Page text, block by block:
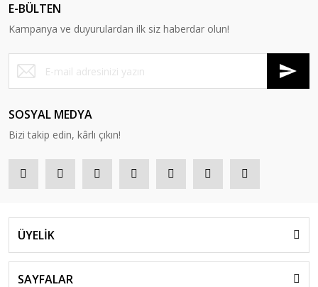
E-BÜLTEN
Kampanya ve duyurulardan ilk siz haberdar olun!
SOSYAL MEDYA
Bizi takip edin, kârlı çıkın!
ÜYELİK
SAYFALAR